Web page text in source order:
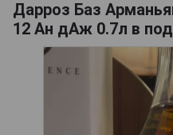
Дарроз Баз
12 Ан дАж 0.7л в